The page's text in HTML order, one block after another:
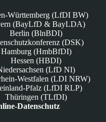
Württemberg (LfDI BW)
(BayLfD & BayLDA)
Berlin (BlnBDI)
(DSK)
Hamburg (HmbBfDI)
Hessen (HBDI)
(LfD NI)
Westfalen (LDI NRW)
Pfalz (LfDI RLP)
Thüringen (TLfDI)
Datenschutz